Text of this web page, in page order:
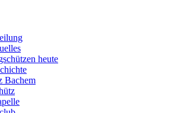
heute
Bachem